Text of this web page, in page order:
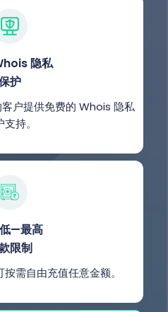
隐私
护
户提供免费的 Whois 隐私
持。
—最高
限制
需自由充值任意金额。